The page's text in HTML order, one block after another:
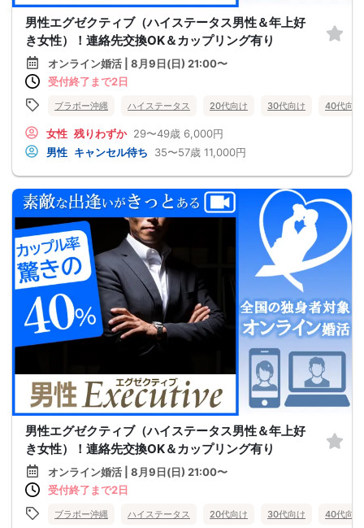
男性エグゼクティブ（ハイステータス男性＆年上好
き女性）！連絡先交換OK＆カップリング有り
オンライン婚活 | 8月9日(日) 21:00〜
受付終了まで2日
ブラボー沖縄 ハイステータス 20代向け 30代向け 40代向け
女性 残りわずか 29〜49歳 6,000円
男性 キャンセル待ち 35〜57歳 11,000円
男性エグゼクティブ（ハイステータス男性＆年上好
き女性）！連絡先交換OK＆カップリング有り
オンライン婚活 | 8月9日(日) 21:00〜
受付終了まで2日
ブラボー沖縄 ハイステータス 20代向け 30代向け 40代向け